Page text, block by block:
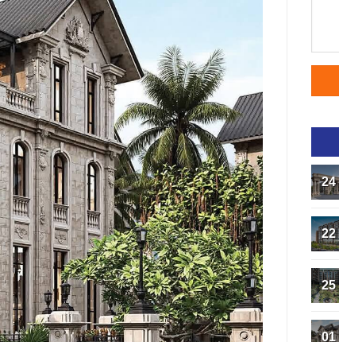
24
22
25
01